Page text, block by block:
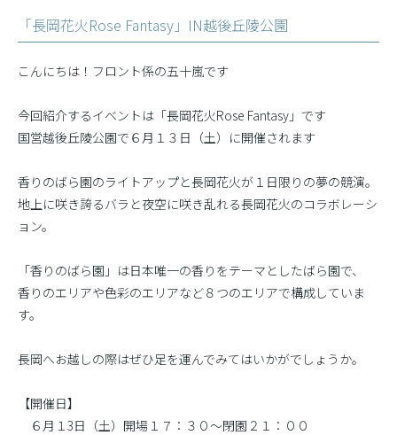
「長岡花火Rose Fantasy」IN越後丘陵公園
こんにちは！フロント係の五十嵐です
今回紹介するイベントは「長岡花火Rose Fantasy」です
国営越後丘陵公園で６月１３日（土）に開催されます
香りのばら園のライトアップと長岡花火が１日限りの夢の競演。
地上に咲き誇るバラと夜空に咲き乱れる長岡花火のコラボレーシ
ョン。
「香りのばら園」は日本唯一の香りをテーマとしたばら園で、
香りのエリアや色彩のエリアなど８つのエリアで構成していま
す。
長岡へお越しの際はぜひ足を運んでみてはいかがでしょうか。
【開催日】
６月１3日（土）開場１７：３０〜閉園２１：００